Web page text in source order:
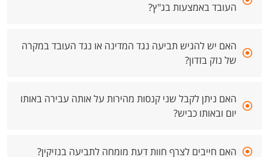
העובד באמצעות בג"ץ?
האם יש להגיש תביעה נגד המדינה או נגד העובד במקרה
של נזק בזדון?
האם ניתן לקבל שני קנסות מהירות על אותה עבירה באותו
יום ובאותו כביש?
האם חייבים לצרף חוות דעת מומחה לתביעה בנזיקין?